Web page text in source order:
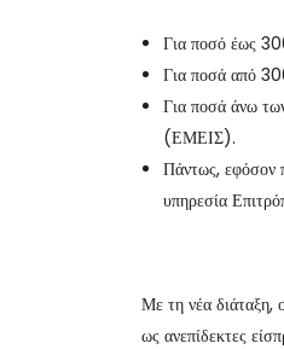
Για ποσό έως
Για ποσά από
Για ποσά άνω
(ΕΜΕΙΣ).
Πάντως, εφόσον
υπηρεσία
Με τη νέα διάταξη,
ως ανεπίδεκτες